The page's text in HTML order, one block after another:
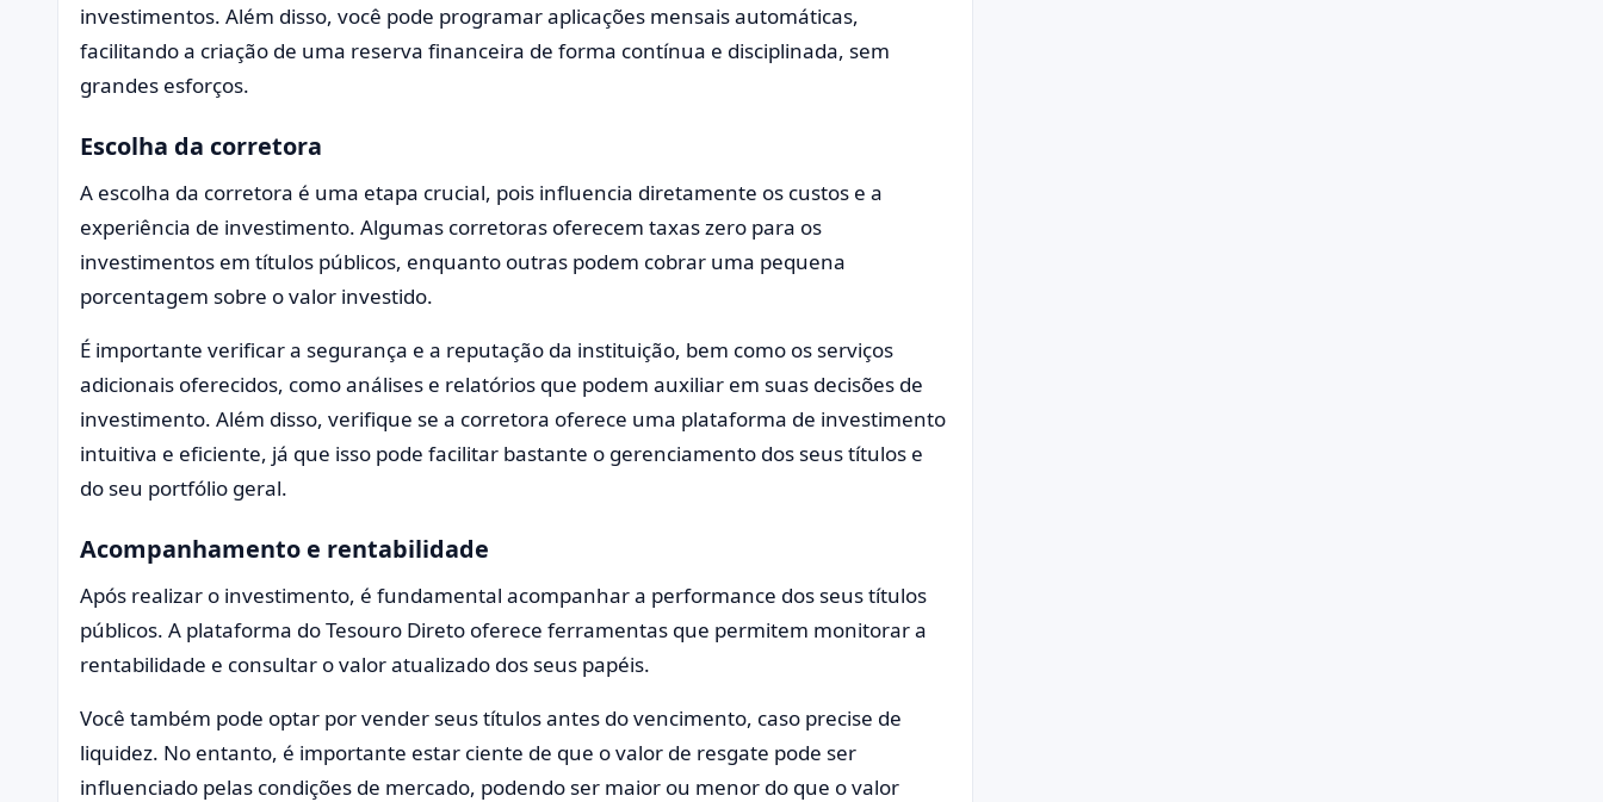
investimentos. Além disso, você pode programar aplicações mensais automáticas,
facilitando a criação de uma reserva financeira de forma contínua e disciplinada, sem
grandes esforços.
Escolha da corretora
A escolha da corretora é uma etapa crucial, pois influencia diretamente os custos e a
experiência de investimento. Algumas corretoras oferecem taxas zero para os
investimentos em títulos públicos, enquanto outras podem cobrar uma pequena
porcentagem sobre o valor investido.
É importante verificar a segurança e a reputação da instituição, bem como os serviços
adicionais oferecidos, como análises e relatórios que podem auxiliar em suas decisões de
investimento. Além disso, verifique se a corretora oferece uma plataforma de investimento
intuitiva e eficiente, já que isso pode facilitar bastante o gerenciamento dos seus títulos e
do seu portfólio geral.
Acompanhamento e rentabilidade
Após realizar o investimento, é fundamental acompanhar a performance dos seus títulos
públicos. A plataforma do Tesouro Direto oferece ferramentas que permitem monitorar a
rentabilidade e consultar o valor atualizado dos seus papéis.
Você também pode optar por vender seus títulos antes do vencimento, caso precise de
liquidez. No entanto, é importante estar ciente de que o valor de resgate pode ser
influenciado pelas condições de mercado, podendo ser maior ou menor do que o valor